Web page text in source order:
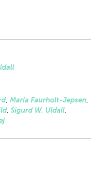
, Maria Faurholt-Jepsen,
, Sigurd W. Uldall,